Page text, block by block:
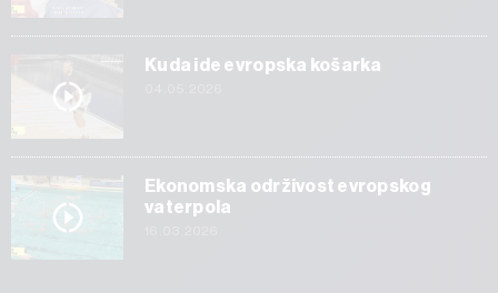
Kuda ide evropska košarka
Ekonomska održivost evropskog
vaterpola